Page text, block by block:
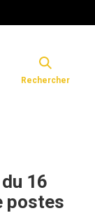
Rechercher
16
postes